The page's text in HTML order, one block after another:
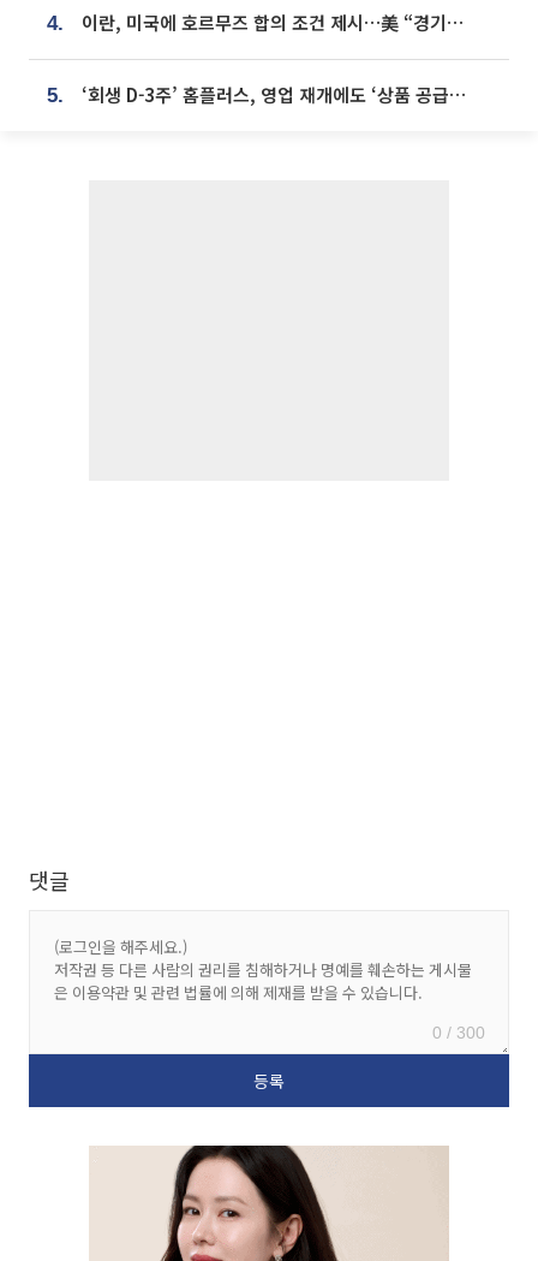
4. 이란, 미국에 호르무즈 합의 조건 제시…美 “경기 아직 안 끝나” [종합]
5. ‘회생 D-3주’ 홈플러스, 영업 재개에도 ‘상품 공급망’ 복구가 생존 관건
댓글
0 / 300